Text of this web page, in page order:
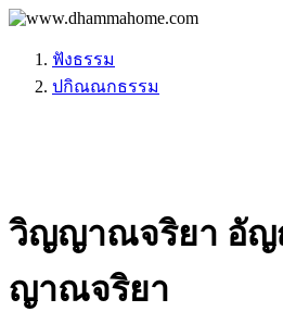
ฟังธรรม
ปกิณณกธรรม
วิญญาณจริยา อั
ญาณจริยา